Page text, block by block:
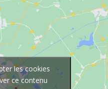
les cookies
ce contenu